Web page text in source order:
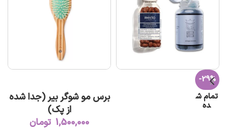
-29%
تمام ش
ده
برس مو شوگر بیر (جدا شده
از پک)
1,500,000 تومان